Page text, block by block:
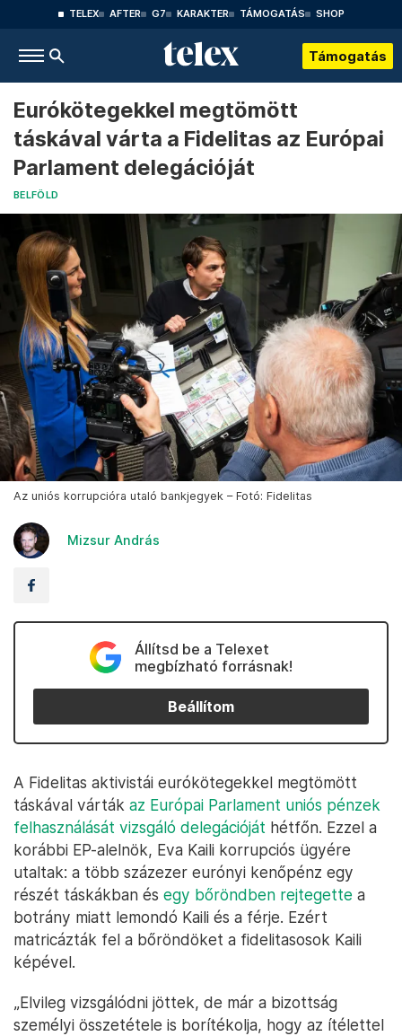
TELEX AFTER G7 KARAKTER TÁMOGATÁS SHOP
Támogatás
Eurókötegekkel megtömött
táskával várta a Fidelitas az Európai
Parlament delegációját
BELFÖLD
Az uniós korrupcióra utaló bankjegyek – Fotó: Fidelitas
Mizsur András
Állítsd be a Telexet
megbízható forrásnak!
Beállítom
A Fidelitas aktivistái eurókötegekkel megtömött
táskával várták az Európai Parlament uniós pénzek
felhasználását vizsgáló delegációját hétfőn. Ezzel a
korábbi EP-alelnök, Eva Kaili korrupciós ügyére
utaltak: a több százezer eurónyi kenőpénz egy
részét táskákban és egy bőröndben rejtegette a
botrány miatt lemondó Kaili és a férje. Ezért
matricázták fel a bőröndöket a fidelitasosok Kaili
képével.
„Elvileg vizsgálódni jöttek, de már a bizottság
személyi összetétele is borítékolja, hogy az ítélettel